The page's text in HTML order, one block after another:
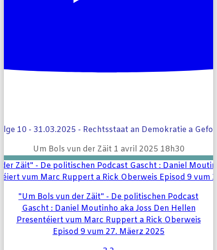
10 - 31.03.2025 - Rechtsstaat an Demokratie a
Um Bols vun der Zäit 1 avril 2025 18h30
"Um Bols vun der Zäit" - De politischen Podcast
Gascht : Daniel Moutinho aka Joss Den Hellen
Presentéiert vum Marc Ruppert a Rick Oberweis
Episod 9 vum 27. Mäerz 2025